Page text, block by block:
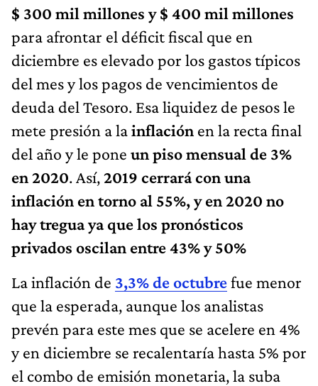
$ 300 mil millones y $ 400 mil millones
para afrontar el déficit fiscal que en
diciembre es elevado por los gastos típicos
del mes y los pagos de vencimientos de
deuda del Tesoro. Esa liquidez de pesos le
mete presión a lainflación en la recta final
del año y le pone un piso mensual de 3%
en 2020. Así,2019 cerrará con una
inflación en torno al 55%, y en 2020 no
hay tregua ya que los pronósticos
privados oscilan entre 43% y 50%
La inflación de 3,3% de octubrefue menor
que la esperada, aunque los analistas
prevén para este mes que se acelere en 4%
y en diciembre se recalentaría hasta 5% por
el combo de emisión monetaria, la suba